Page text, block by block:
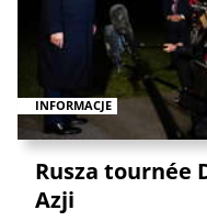
INFORMACJE
Rusza tournée
Azji